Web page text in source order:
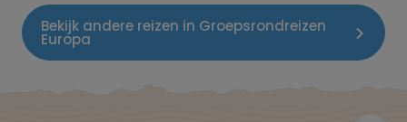
Bekijk andere reizen in Groepsrondreizen
Europa